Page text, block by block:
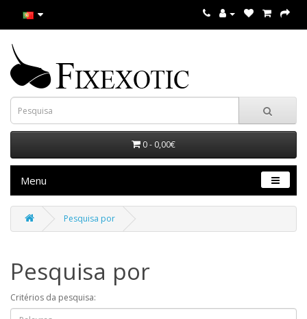
0 - 0,00€
Menu
Pesquisa por
Pesquisa por
Critérios da pesquisa: